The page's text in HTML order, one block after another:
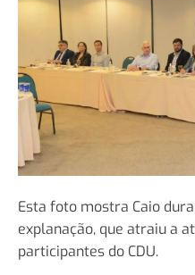
Esta foto mostra Caio
explanação, que atraiu a
participantes do CDU.